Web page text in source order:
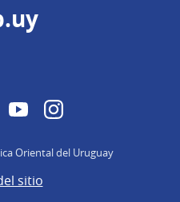
FacebookYouTubeInstagram
Oriental del Uruguay
sitio